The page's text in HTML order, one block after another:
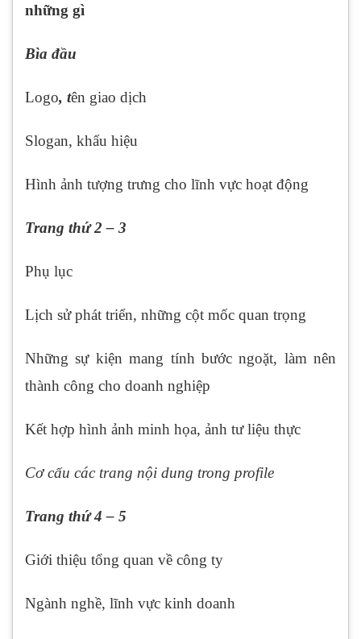
những gì
Bìa đầu
Logo, tên giao dịch
Slogan, khẩu hiệu
Hình ảnh tượng trưng cho lĩnh vực hoạt động
Trang thứ 2 – 3
Phụ lục
Lịch sử phát triển, những cột mốc quan trọng
Những sự kiện mang tính bước ngoặt, làm nên
thành công cho doanh nghiệp
Kết hợp hình ảnh minh họa, ảnh tư liệu thực
Cơ cấu các trang nội dung trong profile
Trang thứ 4 – 5
Giới thiệu tổng quan về công ty
Ngành nghề, lĩnh vực kinh doanh